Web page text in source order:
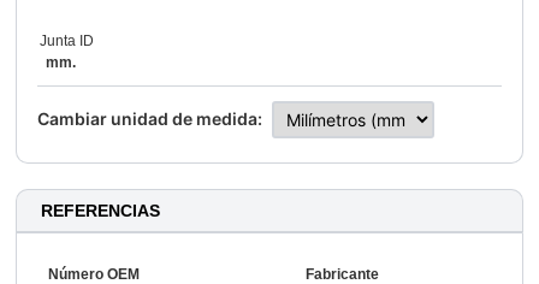
Junta ID
mm.
Cambiar unidad de medida:
REFERENCIAS
Número OEM Fabricante